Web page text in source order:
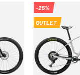
favorite_border
M40
-25%
OUTLET